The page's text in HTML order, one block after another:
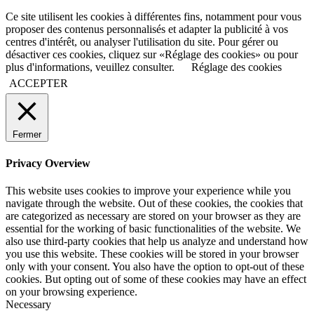
Ce site utilisent les cookies à différentes fins, notamment pour vous
proposer des contenus personnalisés et adapter la publicité à vos
centres d'intérêt, ou analyser l'utilisation du site. Pour gérer ou
désactiver ces cookies, cliquez sur «Réglage des cookies» ou pour
plus d'informations, veuillez consulter.
Réglage des cookies
ACCEPTER
Fermer
Privacy Overview
This website uses cookies to improve your experience while you
navigate through the website. Out of these cookies, the cookies that
are categorized as necessary are stored on your browser as they are
essential for the working of basic functionalities of the website. We
also use third-party cookies that help us analyze and understand how
you use this website. These cookies will be stored in your browser
only with your consent. You also have the option to opt-out of these
cookies. But opting out of some of these cookies may have an effect
on your browsing experience.
Necessary